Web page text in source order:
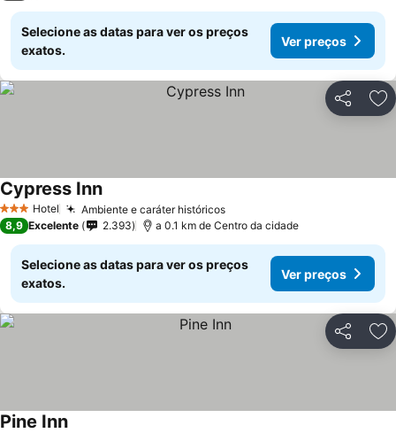
Selecione as datas para ver os preços
exatos.
Ver preços
Partilhar
3 EstrelasHotel Ambiente e caráter históricos
Cypress Inn
8,9 Excelente 2.393 a 0.1 km de Centro da cidade
Selecione as datas para ver os preços
exatos.
Ver preços
Partilhar
Pine Inn